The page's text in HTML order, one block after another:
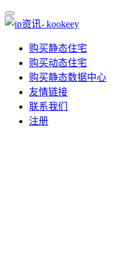
购买静态住宅
购买动态住宅
购买静态数据中心
友情链接
联系我们
注册